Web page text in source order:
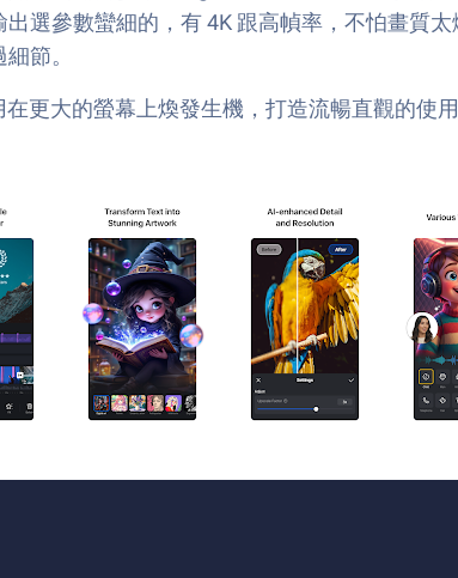
選參數蠻細的，有 4K 跟高幀率，不怕畫質
節。
更大的螢幕上煥發生機，打造流暢直觀的使用